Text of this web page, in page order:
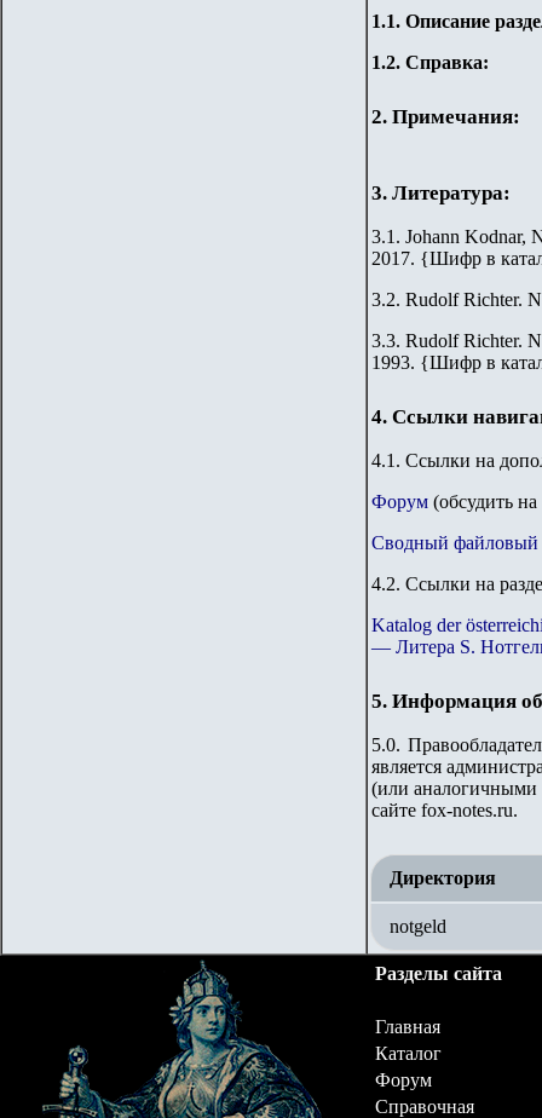
1.1. Описание
1.2. Справка:
2. Примечания:
3. Литература:
3.1. Johann Kodnar,
2017. {Шифр в
3.2. Rudolf Richter.
3.3. Rudolf Richter.
1993. {Шифр в
4. Ссылки
4.1. Ссылки на
Форум (обсудить
Сводный файловый
4.2. Ссылки на
Katalog der
— Литера S.
5. Информация
5.0.
является
(или аналогичными
сайте fox-notes.ru.
Директория
notgeld
Разделы сайта
Главная
Каталог
Форум
Справочная